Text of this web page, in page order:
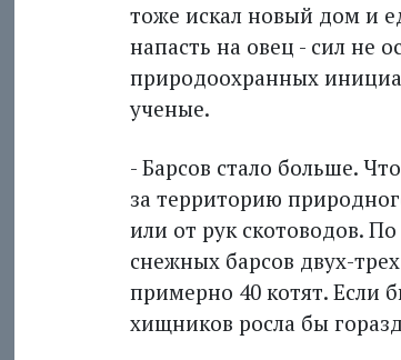
тоже искал новый дом и
напасть на овец - сил не
природоохранных
ученые.
- Барсов стало больше.
за территорию
или от рук скотоводов.
снежных барсов двух-
примерно 40 котят. Если
хищников росла бы